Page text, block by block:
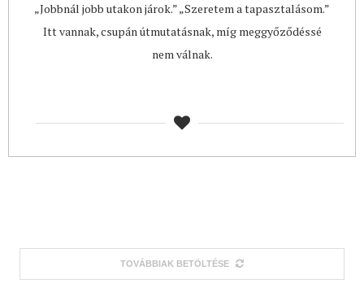
„Jobbnál jobb utakon járok.” „Szeretem a tapasztalásom.”
Itt vannak, csupán útmutatásnak, míg meggyőződéssé
nem válnak.
TOVÁBBIAK BETÖLTÉSE